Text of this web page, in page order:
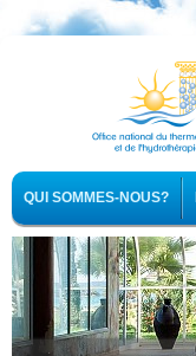
QUI SOMMES-NOUS?